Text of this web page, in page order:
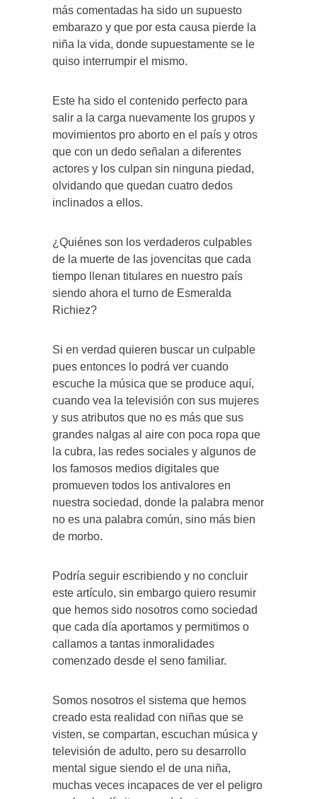
más comentadas ha sido un supuesto
embarazo y que por esta causa pierde la
niña la vida, donde supuestamente se le
quiso interrumpir el mismo.
Este ha sido el contenido perfecto para
salir a la carga nuevamente los grupos y
movimientos pro aborto en el país y otros
que con un dedo señalan a diferentes
actores y los culpan sin ninguna piedad,
olvidando que quedan cuatro dedos
inclinados a ellos.
¿Quiénes son los verdaderos culpables
de la muerte de las jovencitas que cada
tiempo llenan titulares en nuestro país
siendo ahora el turno de Esmeralda
Richiez?
Si en verdad quieren buscar un culpable
pues entonces lo podrá ver cuando
escuche la música que se produce aquí,
cuando vea la televisión con sus mujeres
y sus atributos que no es más que sus
grandes nalgas al aire con poca ropa que
la cubra, las redes sociales y algunos de
los famosos medios digitales que
promueven todos los antivalores en
nuestra sociedad, donde la palabra menor
no es una palabra común, sino más bien
de morbo.
Podría seguir escribiendo y no concluir
este artículo, sin embargo quiero resumir
que hemos sido nosotros como sociedad
que cada día aportamos y permitimos o
callamos a tantas inmoralidades
comenzado desde el seno familiar.
Somos nosotros el sistema que hemos
creado esta realidad con niñas que se
visten, se compartan, escuchan música y
televisión de adulto, pero su desarrollo
mental sigue siendo el de una niña,
muchas veces incapaces de ver el peligro